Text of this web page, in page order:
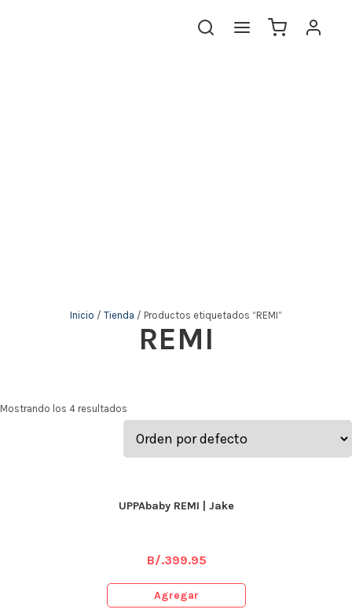
Inicio / Tienda / Productos etiquetados “REMI”
REMI
Mostrando los 4 resultados
UPPAbaby REMI | Jake
B/.399.95
Agregar